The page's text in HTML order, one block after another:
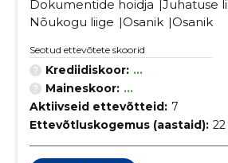
Dokumentide hoidja
Juhatuse
Nõukogu liige
Osanik Osanik
Seotud ettevõtete skoorid
Krediidiskoor: ...
Maineskoor: ...
Aktiivseid ettevõtteid: 7
Ettevõtluskogemus (aastaid): 22